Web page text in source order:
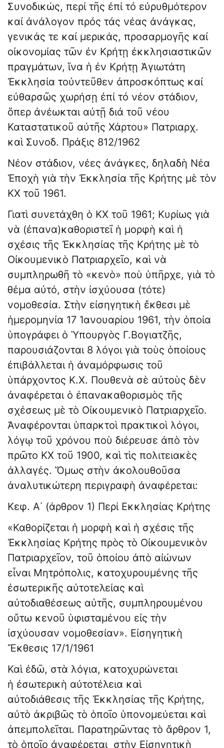
Συνοδικώς, περί τῆς ἐπί τό εὐρυθμότερον
καί ἀνάλογον πρός τάς νέας ἀνάγκας,
γενικάς τε καί μερικάς, προσαρμογῆς καί
οἰκονομίας τῶν ἐν Κρήτῃ ἐκκλησιαστικῶν
πραγμάτων, ἵνα ἡ ἐν Κρήτῃ Ἁγιωτάτη
Ἐκκλησία τοὐντεῦθεν ἀπροσκόπτως καί
εὐθαρσῶς χωρήσῃ ἐπί τό νέον στάδιον,
ὅπερ ἀνέωκται αὐτῇ διά τοῦ νέου
Καταστατικοῦ αὐτῆς Χάρτου» Πατριαρχ.
καὶ Συνοδ. Πράξις 812/1962
Νέον στάδιον, νέες ἀνάγκες, δηλαδὴ Νέα
Ἐποχὴ γιὰ τὴν Ἐκκλησία τῆς Κρήτης μὲ τὸν
ΚΧ τοῦ 1961.
Γιατὶ συνετάχθη ὁ ΚΧ τοῦ 1961; Κυρίως γιὰ
νὰ (ἐπανα)καθοριστεῖ ἡ μορφὴ καὶ ἡ
σχέσις τῆς Ἐκκλησίας τῆς Κρήτης μὲ τὸ
Οἰκουμενικὸ Πατριαρχεῖο, καὶ νὰ
συμπληρωθῆ τὸ «κενὸ» ποὺ ὑπῆρχε, γιὰ τὸ
θέμα αὐτό, στὴν ἰσχύουσα (τότε)
νομοθεσία. Στὴν εἰσηγητικὴ ἔκθεσι μὲ
ἡμερομηνία 17 Ἰανουαρίου 1961, τὴν ὁποία
ὑπογράφει ὁ Ὑπουργὸς Γ.Βογιατζῆς,
παρουσιάζονται 8 λόγοι γιὰ τοὺς ὁποίους
ἐπιβάλλεται ἡ ἀναμόρφωσις τοῦ
ὑπάρχοντος Κ.Χ. Πουθενὰ σὲ αὐτοὺς δὲν
ἀναφέρεται ὁ ἐπανακαθορισμὸς τῆς
σχέσεως μὲ τὸ Οἰκουμενικὸ Πατριαρχεῖο.
Ἀναφέρονται ὑπαρκτοὶ πρακτικοὶ λόγοι,
λόγῳ τοῦ χρόνου ποὺ διέρευσε ἀπὸ τὸν
πρῶτο ΚΧ τοῦ 1900, καὶ τὶς πολιτειακὲς
ἀλλαγές. Ὅμως στὴν ἀκολουθοῦσα
ἀναλυτικώτερη περιγραφὴ ἀναφέρεται:
Κεφ. Α΄ (άρθρον 1) Περί Εκκλησίας Κρήτης
«Καθορίζεται ἡ μορφὴ καὶ ἡ σχέσις τῆς
Ἐκκλησίας Κρήτης πρὸς τὸ Οἰκουμενικὸν
Πατριαρχεῖον, τοῦ ὁποίου ἀπὸ αἰώνων
εἶναι Μητρόπολις, κατοχυρουμένης τῆς
ἐσωτερικῆς αὐτοτελείας καὶ
αὐτοδιαθέσεως αὐτῆς, συμπληρουμένου
οὔτω κενοῦ ὑφισταμένου εἰς τὴν
ἰσχύουσαν νομοθεσίαν». Εἰσηγητικὴ
Ἔκθεσις 17/1/1961
Καὶ ἐδῶ, στὰ λόγια, κατοχυρώνεται
ἡ ἐσωτερικὴ αὐτοτέλεια καὶ
αὐτοδιάθεσις τῆς Ἐκκλησίας τῆς Κρήτης,
αὐτὸ ἀκριβῶς τὸ ὁποῖο ὑπονομεύεται καὶ
ἀπεμπολεῖται. Παρατηρῶντας τὸ ἄρθρον 1,
τὸ ὁποῖο ἀναφέρεται στὴν Εἰσηγητικὴ